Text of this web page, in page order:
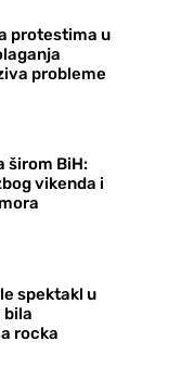
protestima u
probleme
širom BiH:
vikenda i
spektakl u
bila
rocka